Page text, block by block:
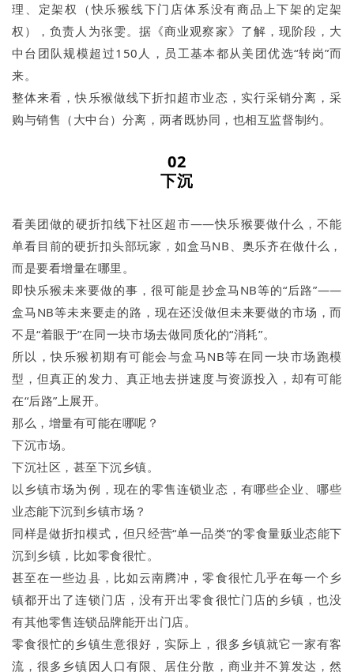
理、定架权（快乐猴线下门店体系没有商品上下架的定架
权），负责人为张雯。据《商业观察家》了解，现阶段，大
中台团队规模超过150人，员工基本都从美团优选“转岗”而
来。
整体来看，快乐猴做线下折扣超市业态，实行采销分离，采
购与销售（大中台）分离，两者既协同，也相互监督制约。
02
下沉
看美团做的硬折扣线下社区超市——快乐猴要做什么，不能
单看目前的硬折扣头部玩家，如盒马NB、奥乐齐在做什么，
而是要看增量在哪里。
即快乐猴未来要做的事，很可能是抄盒马NB等的“后路”——
盒马NB等未来要走的路，现在还没做但未来要做的市场，而
不是“着眼于”在同一块市场去做同质化的“消耗”。
所以，快乐猴初期有可能会与盒马NB等在同一块市场跑模
型，但真正的发力、真正地去拼速度与资源投入，却有可能
在“后路”上展开。
那么，增量有可能在哪呢？
下沉市场。
下沉社区，甚至下沉乡镇。
以乡镇市场为例，现在的零售连锁业态，有哪些企业、哪些
业态能下沉到乡镇市场？
同样是做折扣模式，但只经营“单一品类”的零食量贩业态能下
沉到乡镇，比如零食很忙。
甚至在一些边县，比如云南腾冲，零食很忙几乎在每一个乡
镇都开出了连锁门店，没有开出零食很忙门店的乡镇，也没
有其他零售连锁品牌能开出门店。
零食很忙的乡镇生意很好，实际上，很多乡镇就它一家有客
流，很多乡镇因人口有限、居住分散，商业并不算发达，然